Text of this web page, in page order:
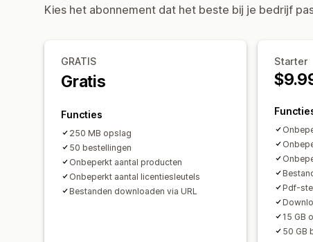
Kies het abonnement dat het beste bij je bedrijf
GRATIS
Gratis
Functies
250 MB opslag
50 bestellingen
Onbeperkt aantal producten
Onbeperkt aantal licentiesleutels
Bestanden downloaden via URL
Starter
Pdf-
15 GB
50 GB